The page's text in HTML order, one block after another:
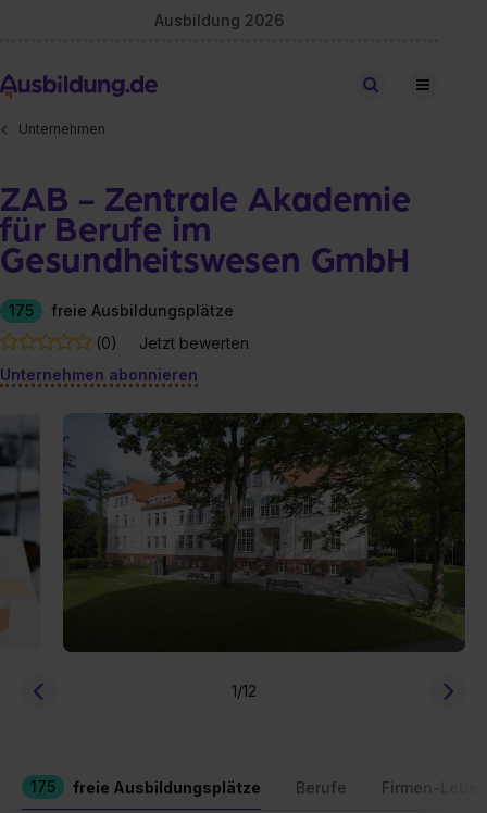
Ausbildung 2026
Stellen finden
Unternehmen
ZAB - Zentrale Akademie
für Berufe im
Gesundheitswesen GmbH
175
freie Ausbildungsplätze
(0)
Jetzt bewerten
Unternehmen abonnieren
1/12
175 freie Ausbildungsplätze Berufe Firmen-